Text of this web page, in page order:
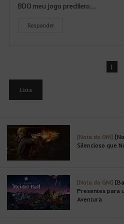
BDO meu jogo predileto...
Responder
1
Lista
[Nota do GM]
Silencioso que
[Nota do GM]
Presentes para
Aventura